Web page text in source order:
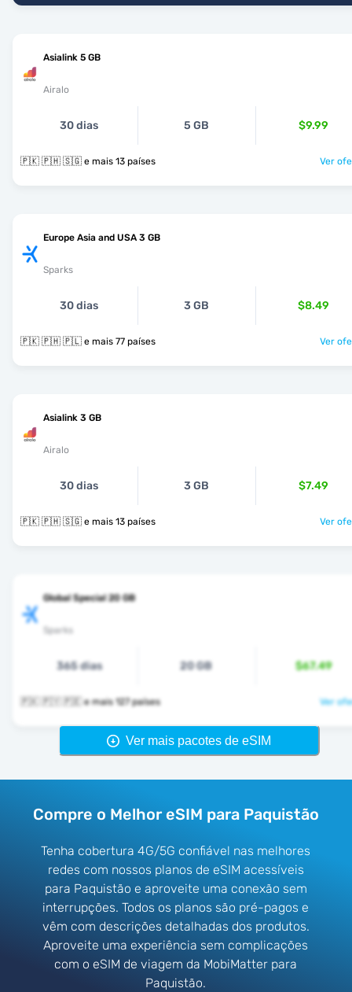
Asialink 5 GB
Airalo
30 dias 5 GB $9.99
🇵🇰 🇵🇭 🇸🇬 e mais 13 países Ver
Europe Asia and USA 3 GB
Sparks
30 dias 3 GB $8.49
🇵🇰 🇵🇭 🇵🇱 e mais 77 países Ver
Asialink 3 GB
Airalo
30 dias 3 GB $7.49
🇵🇰 🇵🇭 🇸🇬 e mais 13 países Ver
Global Special 20 GB
Sparks
365 dias 20 GB $67.49
🇵🇰 🇵🇾 🇵🇪 e mais 127 países Ver
Ver mais pacotes de eSIM
Compre o Melhor eSIM para Paquistão
Tenha cobertura 4G/5G confiável nas melhores
redes com nossos planos de eSIM acessíveis
para Paquistão e aproveite uma conexão sem
interrupções. Todos os planos são pré-pagos e
vêm com descrições detalhadas dos produtos.
Aproveite uma experiência sem complicações
com o eSIM de viagem da MobiMatter para
Paquistão.